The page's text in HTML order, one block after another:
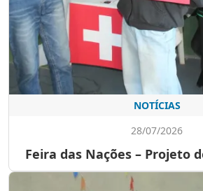
NOTÍCIAS
28/07/2026
Feira das Nações – Projeto